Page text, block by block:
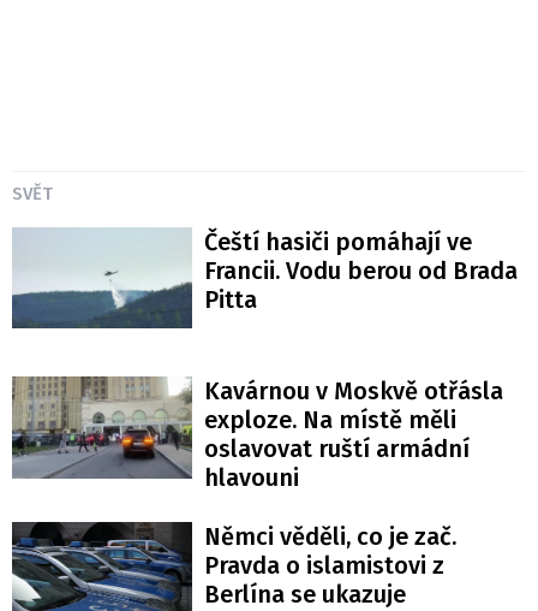
SVĚT
Čeští hasiči pomáhají ve
Francii. Vodu berou od Brada
Pitta
Kavárnou v Moskvě otřásla
exploze. Na místě měli
oslavovat ruští armádní
hlavouni
Němci věděli, co je zač.
Pravda o islamistovi z
Berlína se ukazuje